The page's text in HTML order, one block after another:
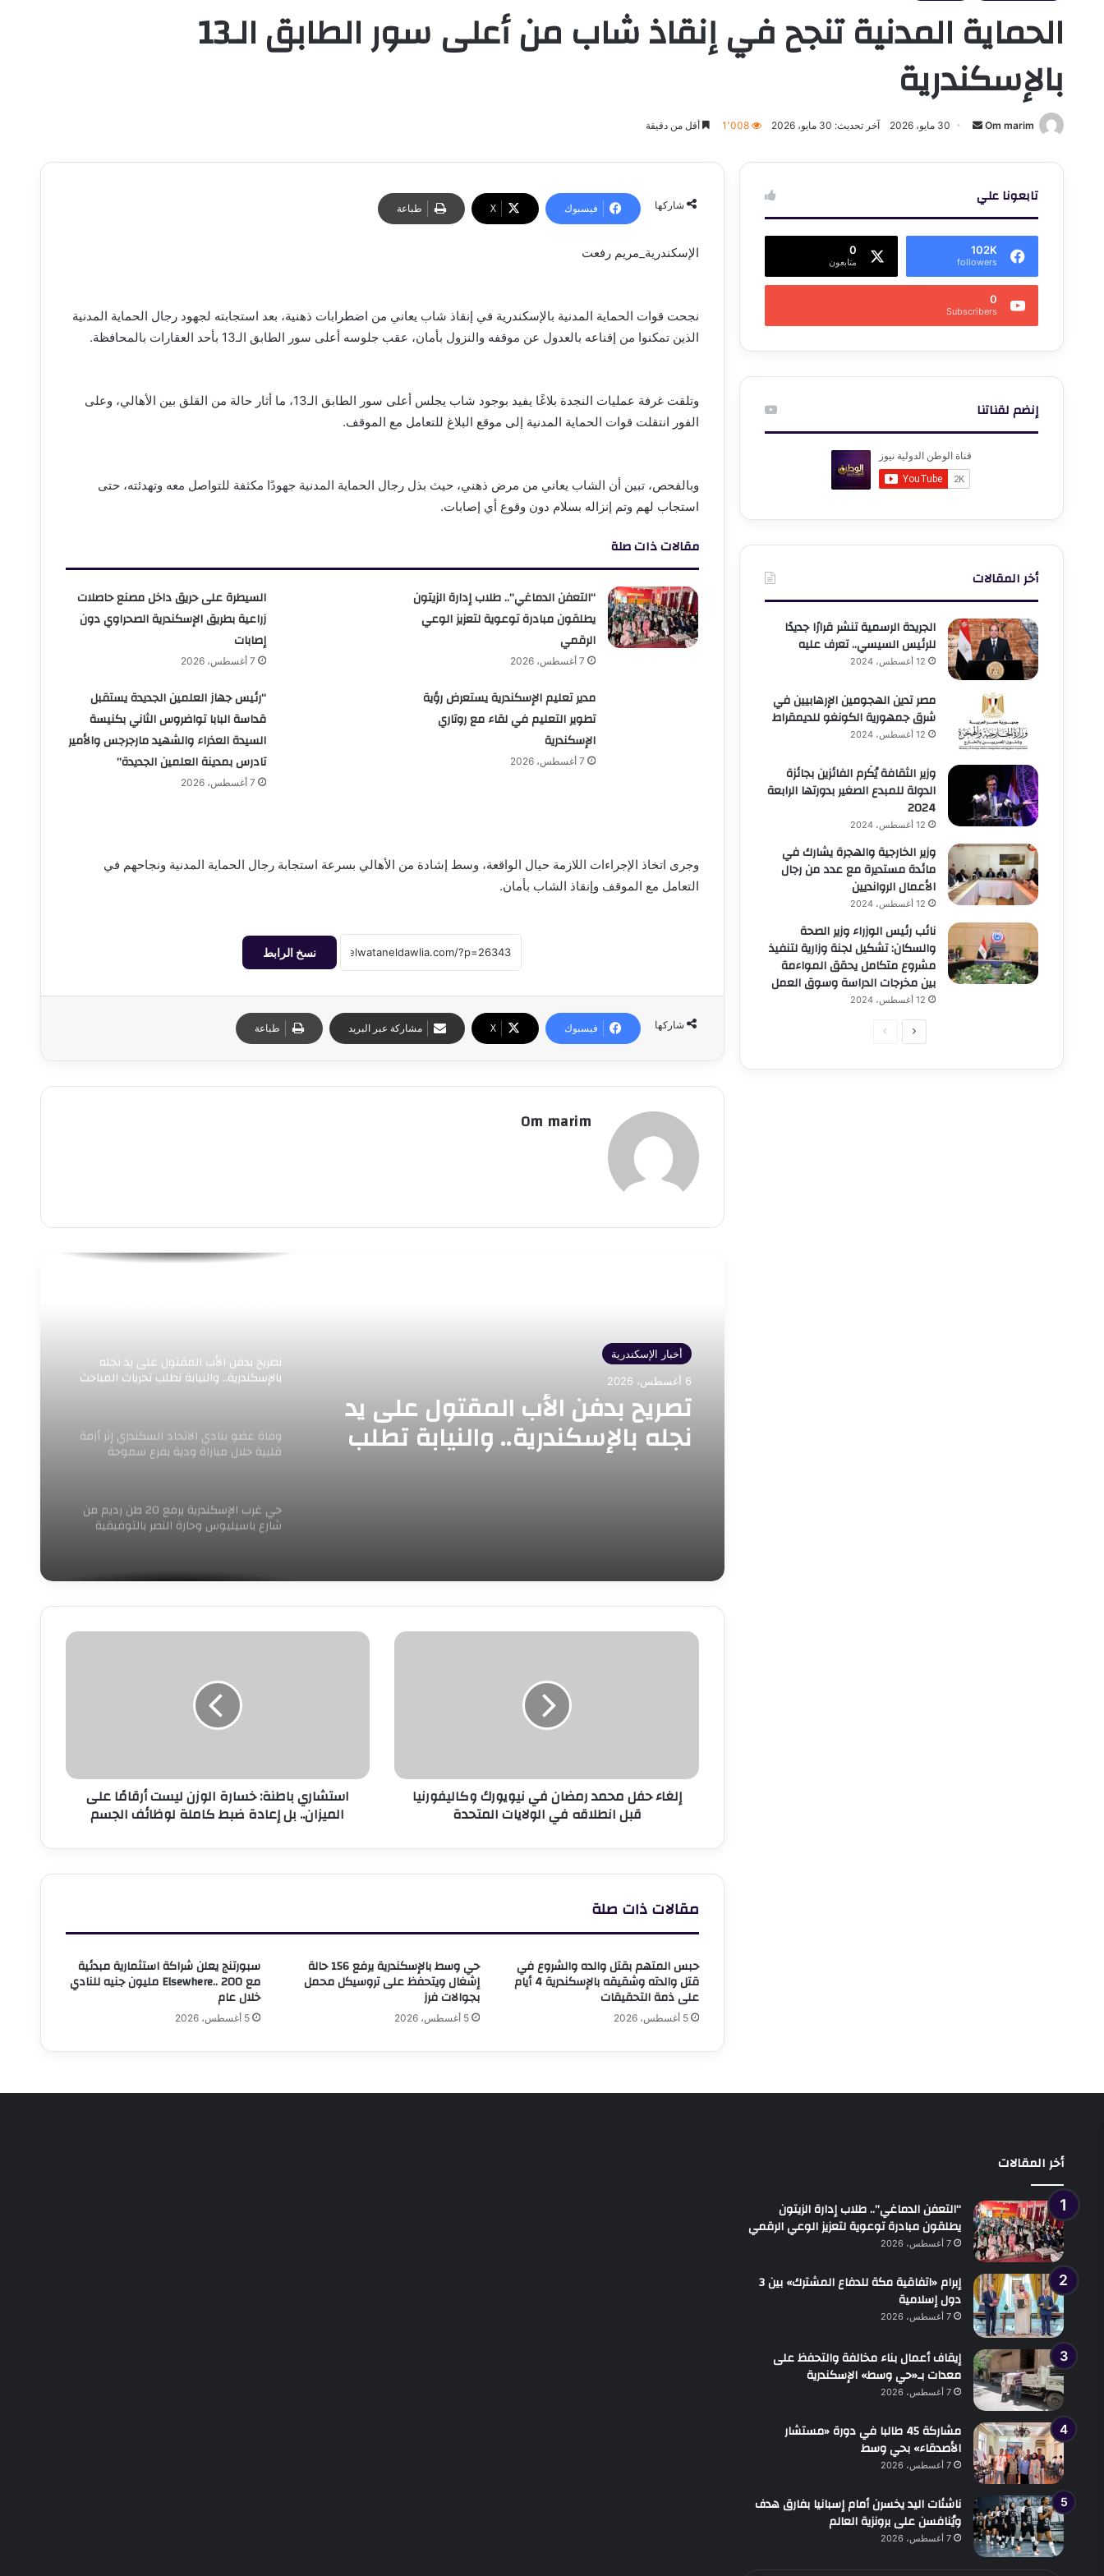
الحماية المدنية تنجح في إنقاذ شاب من أعلى سور الطابق الـ13
بالإسكندرية
Om marim
أرسل
إلكترونيا
30 مايو، 2026 آخر تحديث: 30 مايو، 2026 1٬008 أقل من دقيقة
شاركها فيسبوك ‫X طباعة
الإسكندرية_مريم رفعت
نجحت قوات الحماية المدنية بالإسكندرية في إنقاذ شاب يعاني من اضطرابات ذهنية، بعد استجابته لجهود رجال الحماية المدنية
الذين تمكنوا من إقناعه بالعدول عن موقفه والنزول بأمان، عقب جلوسه أعلى سور الطابق الـ13 بأحد العقارات بالمحافظة.
وتلقت غرفة عمليات النجدة بلاغًا يفيد بوجود شاب يجلس أعلى سور الطابق الـ13، ما أثار حالة من القلق بين الأهالي، وعلى
الفور انتقلت قوات الحماية المدنية إلى موقع البلاغ للتعامل مع الموقف.
وبالفحص، تبين أن الشاب يعاني من مرض ذهني، حيث بذل رجال الحماية المدنية جهودًا مكثفة للتواصل معه وتهدئته، حتى
استجاب لهم وتم إنزاله بسلام دون وقوع أي إصابات.
مقالات ذات صلة
“التعفن الدماغي”.. طلاب إدارة الزيتون
يطلقون مبادرة توعوية لتعزيز الوعي
الرقمي
7 أغسطس، 2026
السيطرة على حريق داخل مصنع حاصلات
زراعية بطريق الإسكندرية الصحراوي دون
إصابات
7 أغسطس، 2026
مدير تعليم الإسكندرية يستعرض رؤية
تطوير التعليم في لقاء مع روتاري
الإسكندرية
7 أغسطس، 2026
“رئيس جهاز العلمين الجديدة يستقبل
قداسة البابا تواضروس الثاني بكنيسة
السيدة العذراء والشهيد مارجرجس والأمير
تادرس بمدينة العلمين الجديدة”
7 أغسطس، 2026
وجرى اتخاذ الإجراءات اللازمة حيال الواقعة، وسط إشادة من الأهالي بسرعة استجابة رجال الحماية المدنية ونجاحهم في
التعامل مع الموقف وإنقاذ الشاب بأمان.
نسخ الرابط
شاركها فيسبوك ‫X مشاركة عبر البريد طباعة
Om marim
أخبار الإسكندرية
6 أغسطس، 2026
تصريح بدفن الأب المقتول على يد
نجله بالإسكندرية.. والنيابة تطلب
تحريات المباحث
تصريح بدفن الأب المقتول على يد نجله
بالإسكندرية.. والنيابة تطلب تحريات المباحث
وفاة عضو بنادي الاتحاد السكندري إثر أزمة
قلبية خلال مباراة ودية بفرع سموحة
حي غرب الإسكندرية يرفع 20 طن رديم من
شارع باسيليوس وحارة النصر بالتوفيقية
إلغاء
انطلاقه
إلغاء حفل محمد رمضان في نيويورك وكاليفورنيا
قبل انطلاقه في الولايات المتحدة
استشاري
بل
إعادة
لوظائف
استشاري باطنة: خسارة الوزن ليست أرقامًا على
الميزان.. بل إعادة ضبط كاملة لوظائف الجسم
مقالات ذات صلة
حبس المتهم بقتل والده والشروع في
قتل والدته وشقيقه بالإسكندرية 4 أيام
على ذمة التحقيقات
5 أغسطس، 2026
حي وسط بالإسكندرية يرفع 156 حالة
إشغال ويتحفظ على تروسيكل محمل
بجوالات فرز
5 أغسطس، 2026
سبورتنج يعلن شراكة استثمارية مبدئية
مع Elsewhere.. 200 مليون جنيه للنادي
خلال عام
5 أغسطس، 2026
تابعونا علي
102K
followers
0
متابعون
0
Subscribers
إنضم لقناتنا
أخر المقالات
الجريدة الرسمية تنشر قرارًا جديدًا
للرئيس السيسي.. تعرف عليه
12 أغسطس، 2024
مصر تدين الهجومين الإرهابيين في
شرق جمهورية الكونغو للديمقراط
12 أغسطس، 2024
وزير الثقافة يُكَرم الفائزين بجائزة
الدولة للمبدع الصغير بدورتها الرابعة
2024
12 أغسطس، 2024
وزير الخارجية والهجرة يشارك في
مائدة مستديرة مع عدد من رجال
الأعمال الروانديين
12 أغسطس، 2024
نائب رئيس الوزراء وزير الصحة
والسكان: تشكيل لجنة وزارية لتنفيذ
مشروع متكامل يحقق المواءمة
بين مخرجات الدراسة وسوق العمل
12 أغسطس، 2024
الصفحةالصفحة
أخر المقالات
“التعفن الدماغي”.. طلاب إدارة الزيتون
يطلقون مبادرة توعوية لتعزيز الوعي الرقمي
7 أغسطس، 2026
إبرام «اتفاقية مكة للدفاع المشترك» بين 3
دول إسلامية
7 أغسطس، 2026
إيقاف أعمال بناء مخالفة والتحفظ على
معدات بـ«حي وسط» الإسكندرية
7 أغسطس، 2026
مشاركة 45 طالبا في دورة «مستشار
الأصدقاء» بحي وسط
7 أغسطس، 2026
ناشئات اليد يخسرن أمام إسبانيا بفارق هدف
ويُنافسن على برونزية العالم
7 أغسطس، 2026